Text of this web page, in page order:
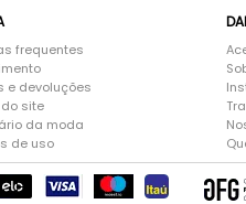
frequentes
e devoluções
site
da moda
de uso